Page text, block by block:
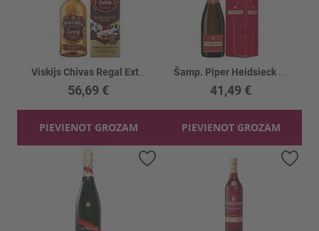
56,69 €
PIEVIENOT GROZAM
41,49 €
PIEVIENOT GROZAM
Pievienot vēlmju sarakstam